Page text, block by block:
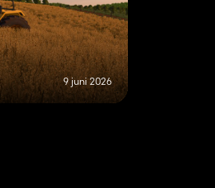
9 juni 2026